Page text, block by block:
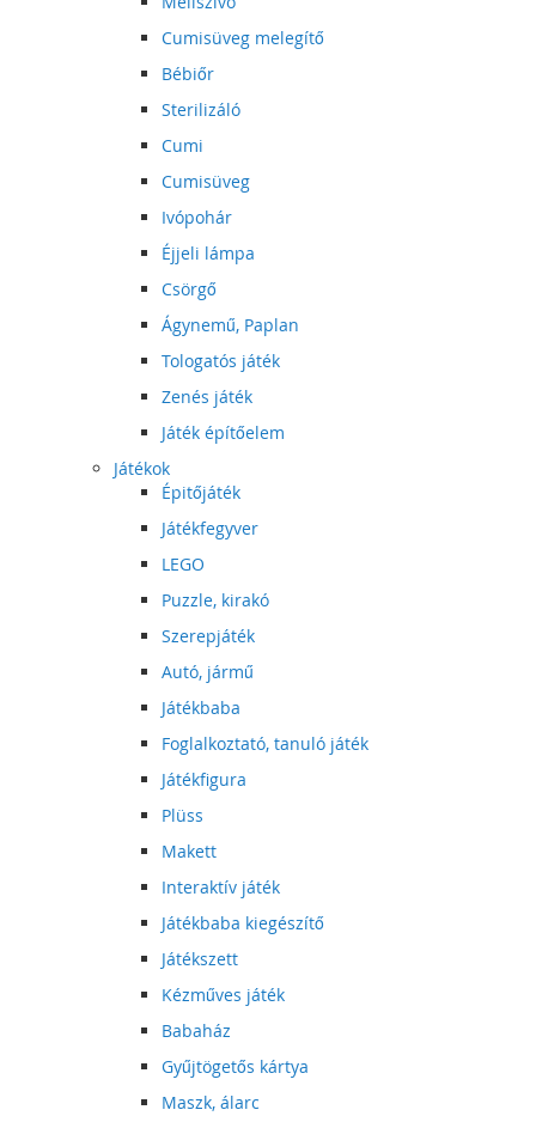
Cumisüveg melegítő
Bébiőr
Sterilizáló
Cumi
Cumisüveg
Ivópohár
Éjjeli lámpa
Csörgő
Ágynemű, Paplan
Tologatós játék
Zenés játék
Játék építőelem
Játékok
Épitőjáték
Játékfegyver
LEGO
Puzzle, kirakó
Szerepjáték
Autó, jármű
Játékbaba
Foglalkoztató, tanuló játék
Játékfigura
Plüss
Makett
Interaktív játék
Játékbaba kiegészítő
Játékszett
Kézműves játék
Babaház
Gyűjtögetős kártya
Maszk, álarc